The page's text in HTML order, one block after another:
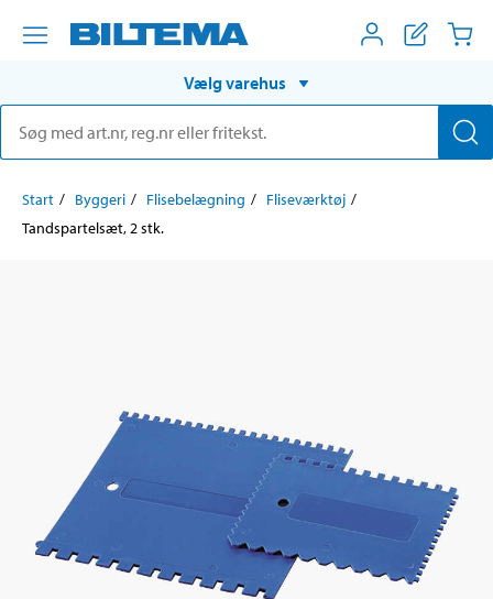
Vælg varehus
Start Byggeri Flisebelægning
Fliseværktøj
Tandspartelsæt, 2 stk.